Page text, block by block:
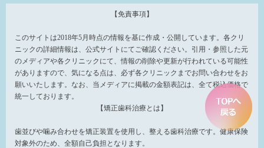
【免責事項】
このサイトは2018年5月時点の情報を基に作成・公開しています。各クリ
ニックの詳細情報は、公式サイトにてご確認ください。引用・参照した元
のメディアや各クリニックにて、情報の削除や更新が行われている可能性
がありますので、気になる点は、必ず各クリニックまでお問い合わせをお
願いいたします。なお、当メディアに掲載の金額表記は、全て税込価格で
統一しております。
【矯正歯科治療とは】
歯並びや噛み合わせを矯正装置を使用し、整える歯科治療です。健康保険
対象外のため、全額自己負担となります。